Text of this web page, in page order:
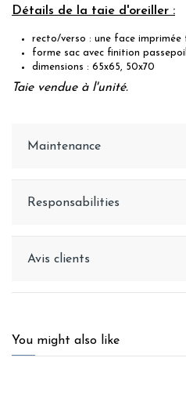
Détails de la taie d'oreiller :
recto/verso : une face imprimée
forme sac avec finition
dimensions : 65x65, 50x70
Taie vendue à l'unité.
Maintenance
Responsabilities
Avis clients
You might also like